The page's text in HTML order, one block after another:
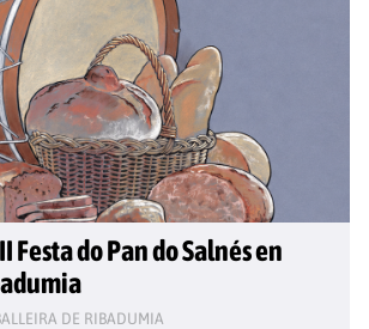
Festa do Pan do Salnés en
DE RIBADUMIA